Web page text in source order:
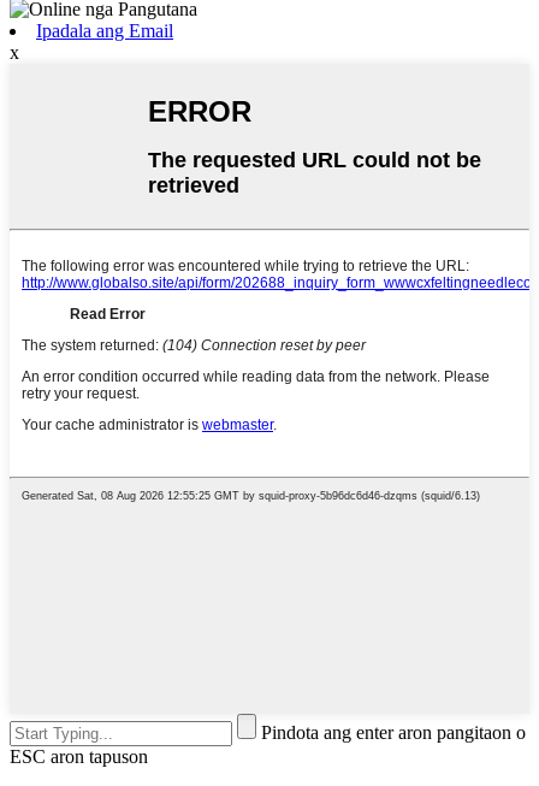
Ipadala ang Email
x
Pindota ang enter aron pangitaon o
ESC aron tapuson